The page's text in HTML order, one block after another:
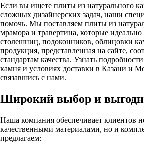
Если вы ищете плиты из натурального
сложных дизайнерских задач, наши
помочь. Мы поставляем плиты из
мрамора и травертина, которые идеально
столешниц, подоконников, облицовки
продукция, представленная на сайте,
стандартам качества. Узнать
камня и условиях доставки в Казани и
связавшись с нами.
Широкий выбор и
Наша компания обеспечивает клиентов
качественными материалами, но и
предлагаем: